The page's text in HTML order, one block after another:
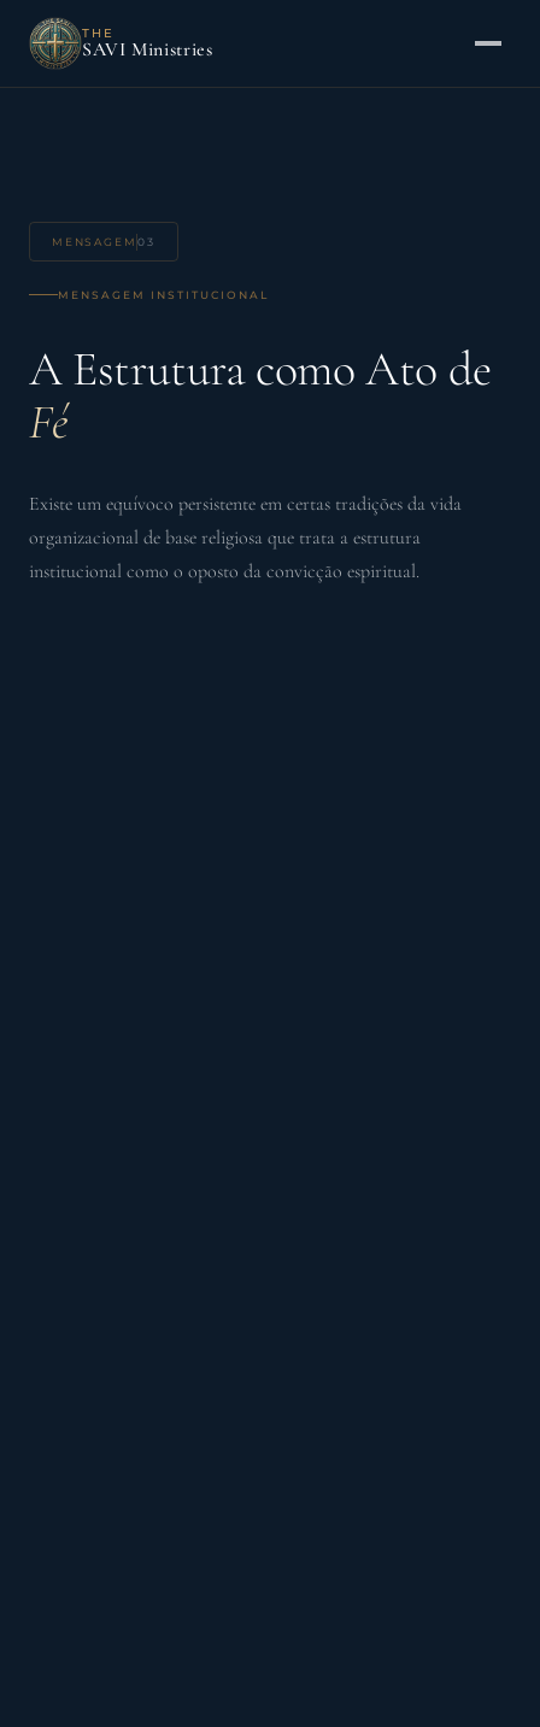
THE
SAVI Ministries
MENSAGEM 03
MENSAGEM INSTITUCIONAL
A Estrutura como Ato de
Fé
Existe um equívoco persistente em certas tradições da vida
organizacional de base religiosa que trata a estrutura
institucional como o oposto da convicção espiritual.